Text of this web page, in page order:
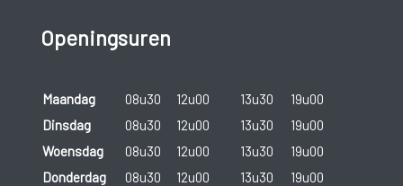
Openingsuren
Maandag 08u30 12u00 13u30
19u00
Dinsdag
08u30 12u00 13u30
19u00
Woensdag
08u30 12u00 13u30
19u00
Donderdag
08u30 12u00 13u30
19u00